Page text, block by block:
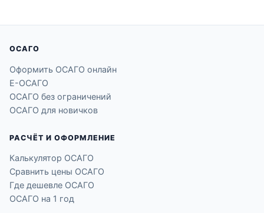
ОСАГО
Оформить ОСАГО онлайн
Е-ОСАГО
ОСАГО без ограничений
ОСАГО для новичков
РАСЧЁТ И ОФОРМЛЕНИЕ
Калькулятор ОСАГО
Сравнить цены ОСАГО
Где дешевле ОСАГО
ОСАГО на 1 год